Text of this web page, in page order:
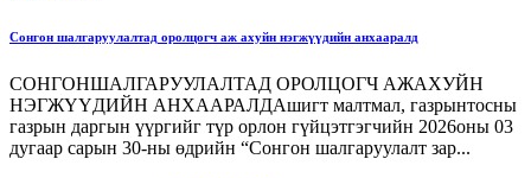
Сонгон шалгаруулалтад оролцогч аж ахуйн нэгжүүдийн анхааралд
СОНГОНШАЛГАРУУЛАЛТАД ОРОЛЦОГЧ АЖАХУЙН
НЭГЖҮҮДИЙН АНХААРАЛДАшигт малтмал, газрынтосны
газрын даргын үүргийг түр орлон гүйцэтгэгчийн 2026оны 03
дугаар сарын 30-ны өдрийн “Сонгон шалгаруулалт зар...